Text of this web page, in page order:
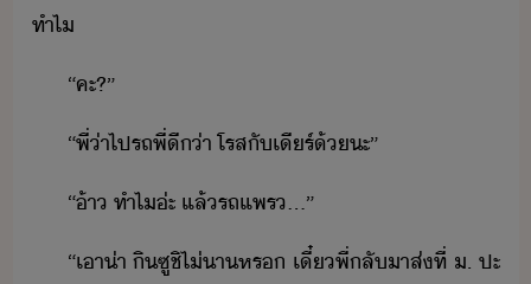
ทำไ
“​คะ​?​”
“​พี่​่า​ไปรถ​พี่​ี่า​ ​โรส​ั​เีร​์​้​ะ​”
“​้า​ ​ทำไ​่ะ​ ​แล้​รถ​แพร​...​”
“​เา​่า​ ​ิ​ซู​ชิ​ไ่า​หร​ ​เี๋​พี่​ลัา​ส่​ที่​ ​.​ ​ปะ​